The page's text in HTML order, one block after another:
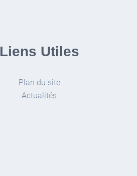
Liens Utiles
Plan du site
Actualités